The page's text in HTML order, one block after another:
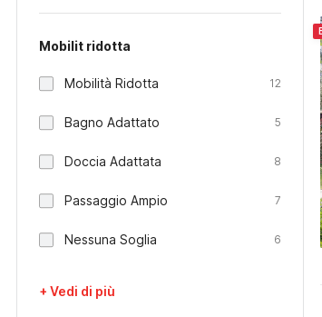
Mobilit ridotta
Mobilità Ridotta 12
Bagno Adattato 5
Doccia Adattata 8
Passaggio Ampio 7
Nessuna Soglia 6
+ Vedi di più